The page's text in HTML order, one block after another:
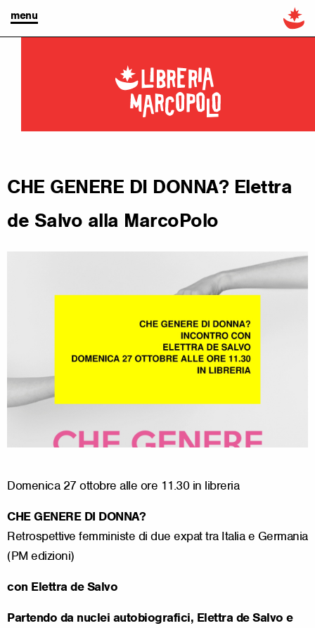
menu
CHE GENERE DI DONNA? Elettra
de Salvo alla MarcoPolo
Domenica 27 ottobre alle ore 11.30 in libreria
CHE GENERE DI DONNA?
Retrospettive femministe di due expat tra Italia e Germania
(PM edizioni)
con Elettra de Salvo
Partendo da nuclei autobiografici, Elettra de Salvo e